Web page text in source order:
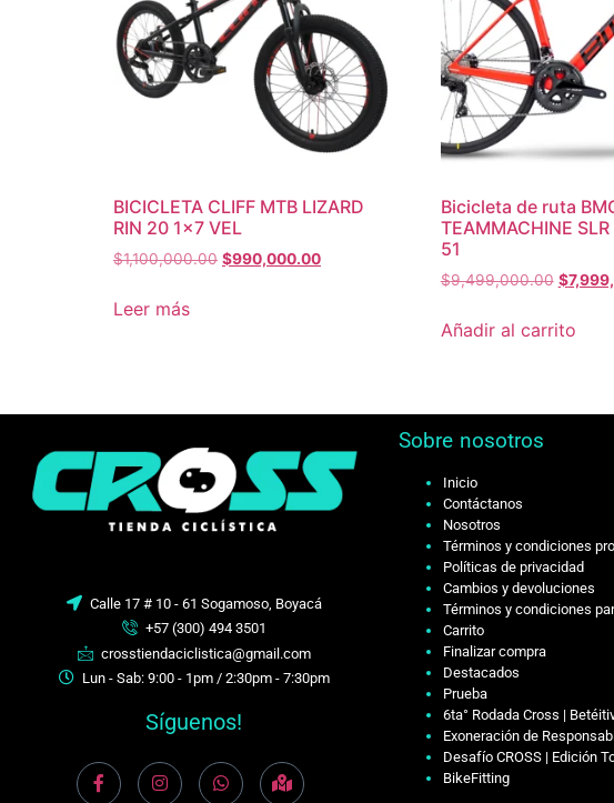
BICICLETA CLIFF MTB LIZARD
RIN 20 1×7 VEL
$1,100,000.00 $990,000.00
Leer más
Bicicleta de ruta
TEAMMACHINE
51
$9,499,000.00 $
Añadir al carrito
Calle 17 # 10 - 61 Sogamoso, Boyacá
+57 (300) 494 3501
crosstiendaciclistica@gmail.com
Lun - Sab: 9:00 - 1pm / 2:30pm - 7:30pm
Síguenos!
Sobre nosotros
Inicio
Contáctanos
Nosotros
Términos y condiciones
Políticas de privacidad
Cambios y devoluciones
Términos y condiciones
Carrito
Finalizar compra
Destacados
Prueba
6ta° Rodada Cross |
Exoneración de
Desafío CROSS | Edición
BikeFitting